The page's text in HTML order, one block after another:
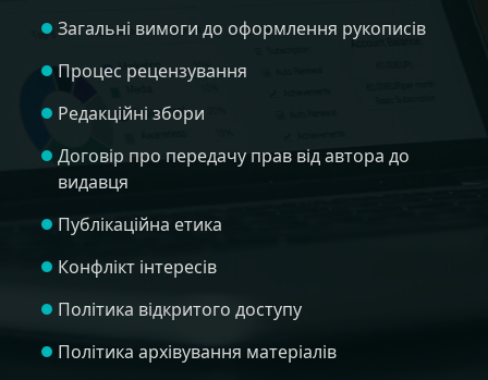
Загальні вимоги до оформлення рукописів
Процес рецензування
Редакційні збори
Договір про передачу прав від автора до
видавця
Публікаційна етика
Конфлікт інтересів
Політика відкритого доступу
Політика архівування матеріалів